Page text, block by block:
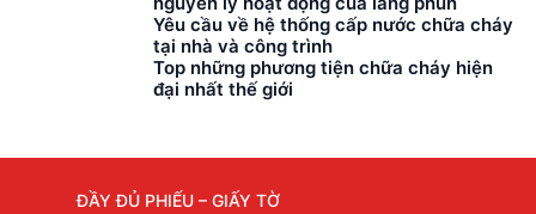
Yêu cầu về hệ thống cấp nước chữa cháy
tại nhà và công trình
Top những phương tiện chữa cháy hiện
đại nhất thế giới
ĐẦY ĐỦ PHIẾU – GIẤY TỜ